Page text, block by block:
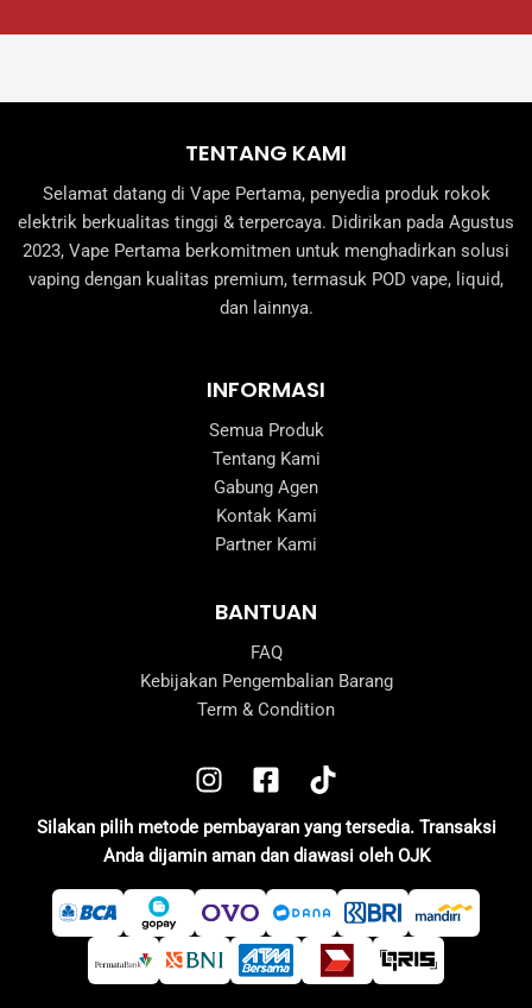
TENTANG KAMI
Selamat datang di Vape Pertama, penyedia produk rokok
elektrik berkualitas tinggi & terpercaya. Didirikan pada Agustus
2023, Vape Pertama berkomitmen untuk menghadirkan solusi
vaping dengan kualitas premium, termasuk POD vape, liquid,
dan lainnya.
INFORMASI
Semua Produk
Tentang Kami
Gabung Agen
Kontak Kami
Partner Kami
BANTUAN
FAQ
Kebijakan Pengembalian Barang
Term & Condition
Silakan pilih metode pembayaran yang tersedia. Transaksi
Anda dijamin aman dan diawasi oleh OJK